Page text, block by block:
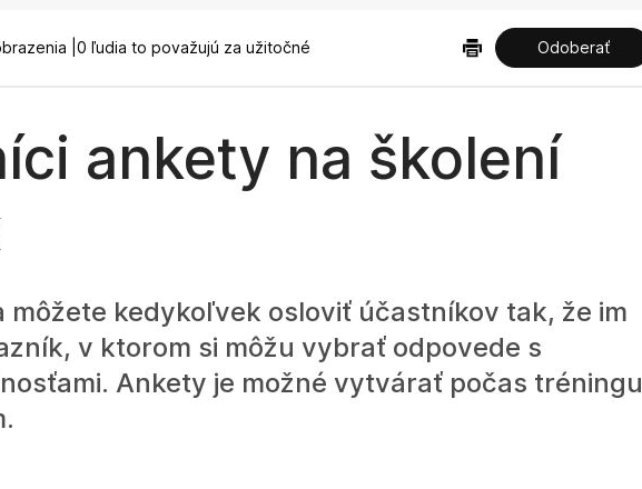
| 0 ľudia to považujú za užitočné Odoberať
ankety na školení
môžete kedykoľvek osloviť účastníkov tak, že im
v ktorom si môžu vybrať odpovede s
Ankety je možné vytvárať počas tréningu